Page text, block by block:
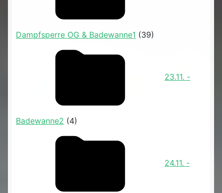
Dampfsperre OG & Badewanne1 (39)
23.11. -
Badewanne2 (4)
24.11. -